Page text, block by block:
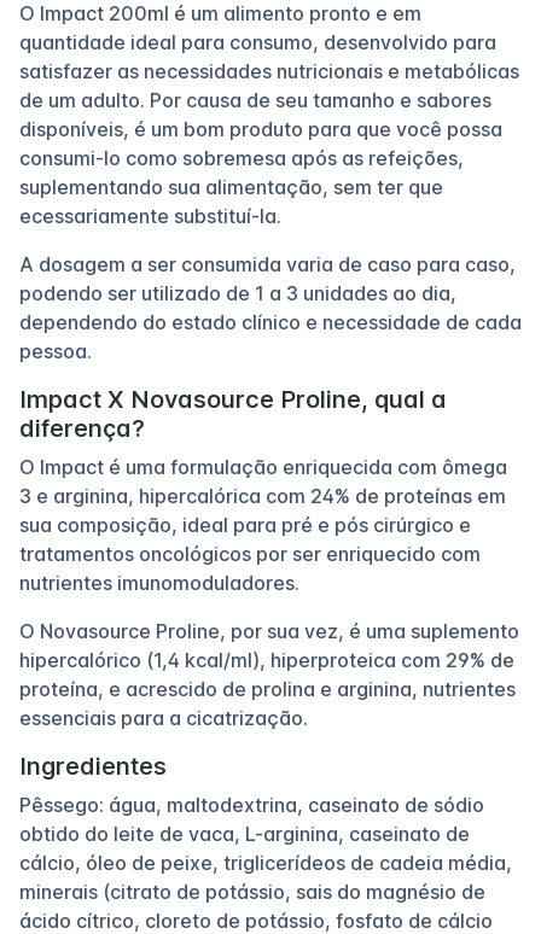
O Impact 200ml é um alimento pronto e em
quantidade ideal para consumo, desenvolvido para
satisfazer as necessidades nutricionais e metabólicas
de um adulto. Por causa de seu tamanho e sabores
disponíveis, é um bom produto para que você possa
consumi-lo como sobremesa após as refeições,
suplementando sua alimentação, sem ter que
ecessariamente substituí-la.
A dosagem a ser consumida varia de caso para caso,
podendo ser utilizado de 1 a 3 unidades ao dia,
dependendo do estado clínico e necessidade de cada
pessoa.
Impact X Novasource Proline, qual a
diferença?
O Impact é uma formulação enriquecida com ômega
3 e arginina, hipercalórica com 24% de proteínas em
sua composição, ideal para pré e pós cirúrgico e
tratamentos oncológicos por ser enriquecido com
nutrientes imunomoduladores.
O Novasource Proline, por sua vez, é uma suplemento
hipercalórico (1,4 kcal/ml), hiperproteica com 29% de
proteína, e acrescido de prolina e arginina, nutrientes
essenciais para a cicatrização.
Ingredientes
Pêssego: água, maltodextrina, caseinato de sódio
obtido do leite de vaca, L-arginina, caseinato de
cálcio, óleo de peixe, triglicerídeos de cadeia média,
minerais (citrato de potássio, sais do magnésio de
ácido cítrico, cloreto de potássio, fosfato de cálcio